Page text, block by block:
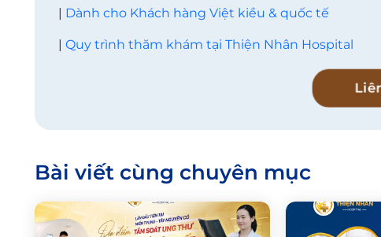
| Dành cho Khách hàng Việt kiều & quốc tế
| Quy trình thăm khám tại Thiện Nhân Hospital
Bài viết cùng chuyên mục